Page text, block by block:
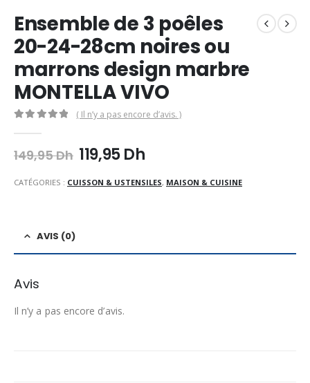
Ensemble de 3 poêles
20-24-28cm noires ou
marrons design marbre
MONTELLA VIVO
( Il n’y a pas encore d’avis. )
149,95Dh Le
prix
initial
119,95DhLe
actuel
CATÉGORIES : CUISSON & USTENSILES, MAISON & CUISINE
AVIS (0)
Avis
Il n’y a pas encore d’avis.